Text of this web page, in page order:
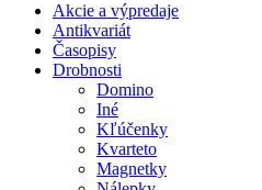
Akcie a výpredaje
Antikvariát
Časopisy
Drobnosti
Domino
Iné
Kľúčenky
Kvarteto
Magnetky